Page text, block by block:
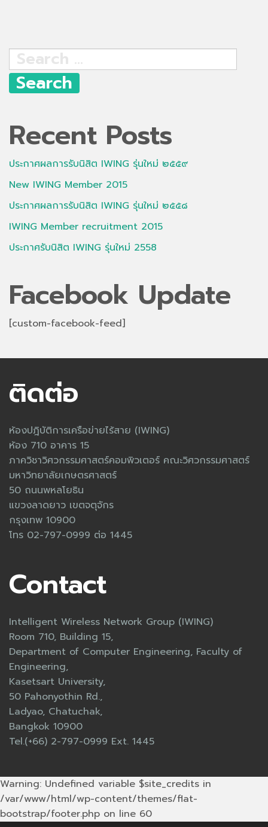
Search
for:
Recent Posts
ประกาศผลการรับนิสิต IWING รุ่นใหม่ ๒๕๕๙
New IWING Member 2015
ประกาศผลการรับนิสิต IWING รุ่นใหม่ ๒๕๕๘
IWING Member recruitment 2015
ประกาศรับนิสิต IWING รุ่นใหม่ 2558
Facebook Update
[custom-facebook-feed]
ติดต่อ
ห้องปฎิบัติการเครือข่ายไร้สาย (IWING)
ห้อง 710 อาคาร 15
ภาควิชาวิศวกรรมศาสตร์คอมพิวเตอร์ คณะวิศวกรรมศาสตร์
มหาวิทยาลัยเกษตรศาสตร์
50 ถนนพหลโยธิน
แขวงลาดยาว เขตจตุจักร
กรุงเทพ 10900
โทร 02-797-0999 ต่อ 1445
Contact
Intelligent Wireless Network Group (IWING)
Room 710, Building 15,
Department of Computer Engineering, Faculty of
Engineering,
Kasetsart University,
50 Pahonyothin Rd.,
Ladyao, Chatuchak,
Bangkok 10900
Tel.(+66) 2-797-0999 Ext. 1445
Warning: Undefined variable $site_credits in
/var/www/html/wp-content/themes/flat-
bootstrap/footer.php on line 60